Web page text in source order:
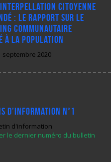
citoyenne
: Le rapport sur le
communautaire
à la population
septembre 2020
d’Information N°1
d'information
le dernier numéro du bulletin